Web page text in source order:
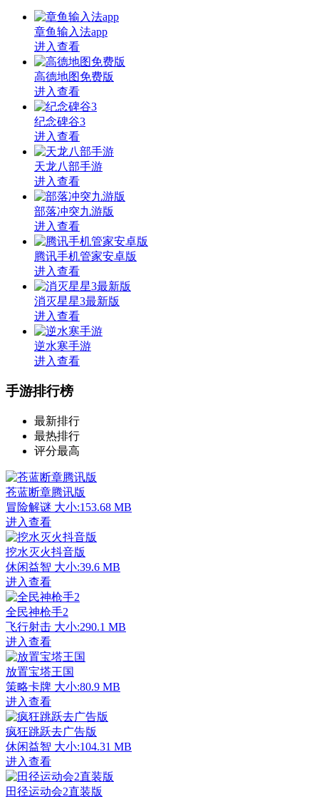
章鱼输入法app
进入查看
高德地图免费版
进入查看
纪念碑谷3
进入查看
天龙八部手游
进入查看
部落冲突九游版
进入查看
腾讯手机管家安卓版
进入查看
消灭星星3最新版
进入查看
逆水寒手游
进入查看
手游排行榜
最新排行
最热排行
评分最高
苍蓝断章腾讯版
冒险解谜 大小:153.68 MB
进入查看
挖水灭火抖音版
休闲益智 大小:39.6 MB
进入查看
全民神枪手2
飞行射击 大小:290.1 MB
进入查看
放置宝塔王国
策略卡牌 大小:80.9 MB
进入查看
疯狂跳跃去广告版
休闲益智 大小:104.31 MB
进入查看
田径运动会2直装版